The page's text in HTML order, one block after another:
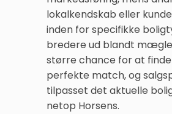
lokalkendskab eller
inden for specifikke
bredere ud blandt
større chance for at
perfekte match, og
tilpasset det aktuelle
netop Horsens.